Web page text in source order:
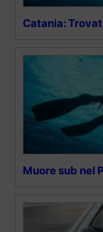
Catania:
Muore sub nel